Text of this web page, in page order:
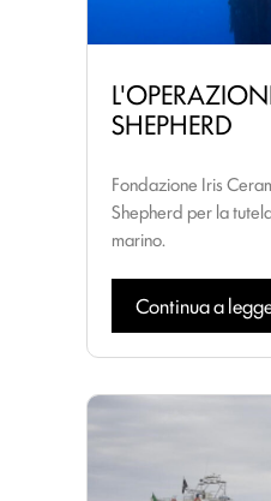
SHEPHERD
Fondazione Iris
Shepherd per la
marino.
Continua a